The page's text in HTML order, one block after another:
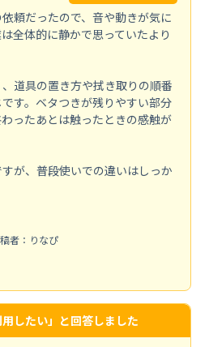
頼だったので、音や動きが気に
全体的に静かで思っていたより
道具の置き方や拭き取りの順番
す。ベタつきが残りやすい部分
ったあとは触ったときの感触が
が、普段使いでの違いはしっか
者：りなぴ
用したい」と回答しました